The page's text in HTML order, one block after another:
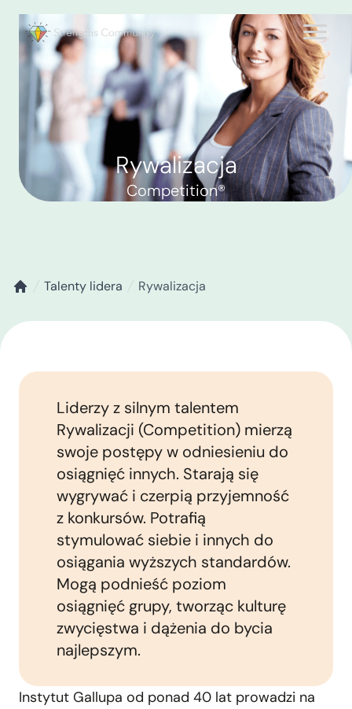
Rywalizacja
Competition®
Talenty lidera Rywalizacja
Liderzy z silnym talentem
Rywalizacji (Competition) mierzą
swoje postępy w odniesieniu do
osiągnięć innych. Starają się
wygrywać i czerpią przyjemność
z konkursów. Potrafią
stymulować siebie i innych do
osiągania wyższych standardów.
Mogą podnieść poziom
osiągnięć grupy, tworząc kulturę
zwycięstwa i dążenia do bycia
najlepszym.
Instytut Gallupa od ponad 40 lat prowadzi na